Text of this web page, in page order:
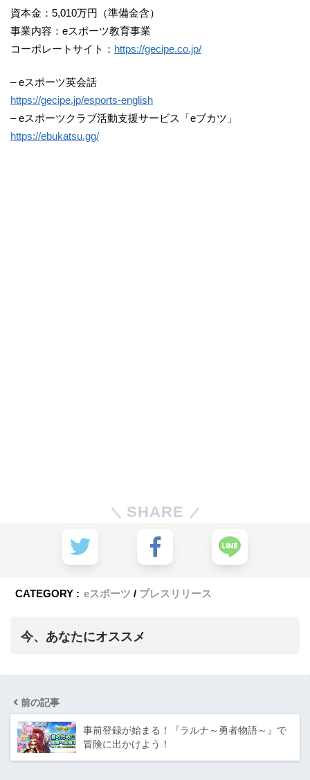
資本金：5,010万円（準備金含）
事業内容：eスポーツ教育事業
コーポレートサイト： https://gecipe.co.jp/
– eスポーツ英会話
https://gecipe.jp/esports-english
– eスポーツクラブ活動支援サービス「eブカツ」
https://ebukatsu.gg/
SHARE
CATEGORY : eスポーツ プレスリリース
今、あなたにオススメ
前の記事
事前登録が始まる！『ラルナ～勇者物語～』で
冒険に出かけよう！